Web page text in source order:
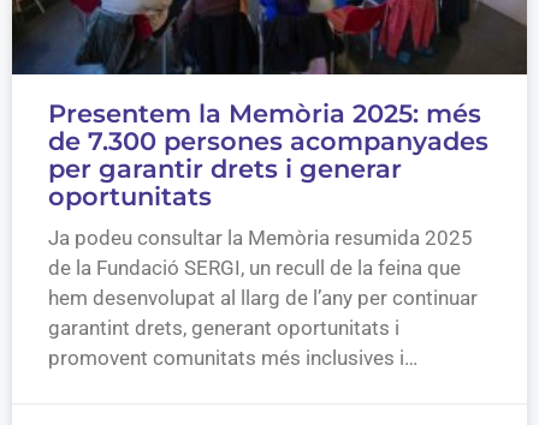
Presentem la Memòria 2025: més
de 7.300 persones acompanyades
per garantir drets i generar
oportunitats
Ja podeu consultar la Memòria resumida 2025
de la Fundació SERGI, un recull de la feina que
hem desenvolupat al llarg de l’any per continuar
garantint drets, generant oportunitats i
promovent comunitats més inclusives i…